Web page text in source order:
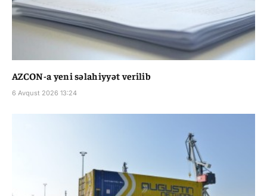
AZCON-a yeni səlahiyyət verilib
6 Avqust 2026 13:24